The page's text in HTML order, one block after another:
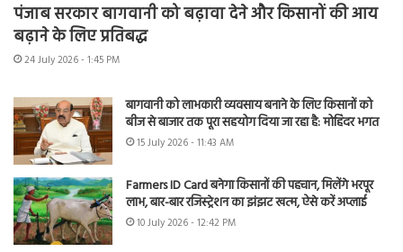
पंजाब सरकार बागवानी को बढ़ावा देने और किसानों की आय
बढ़ाने के लिए प्रतिबद्ध
24 July 2026 - 1:45 PM
बागवानी को लाभकारी व्यवसाय बनाने के लिए किसानों को
बीज से बाजार तक पूरा सहयोग दिया जा रहा है: मोहिंदर भगत
15 July 2026 - 11:43 AM
Farmers ID Card बनेगा किसानों की पहचान, मिलेंगे भरपूर
लाभ, बार-बार रजिस्ट्रेशन का झंझट खत्म, ऐसे करें अप्लाई
10 July 2026 - 12:42 PM